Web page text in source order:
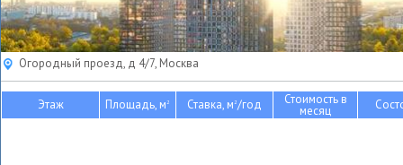
Огородный проезд, д 4/7, Москва
Этаж Площадь, м2 Ставка, м2/год Стоимость в
месяц